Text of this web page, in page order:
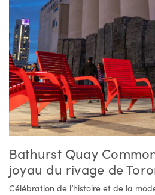
Bathurst Quay
joyau du rivage de
Célébration de l’histoire et de la